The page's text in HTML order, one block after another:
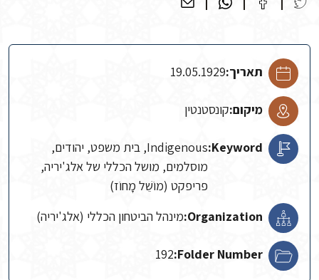
תאריך:19.05.1929
מיקום:קונסטנטין
Keyword:
Indigenous, בית משפט, יהודים,
מוסלמים, מושל הכללי של אלג'יריה,
פריפקט (מוֹשֵׁל מָחוֹז)
Organization: מינהל הביטחון הכללי (אלג'יריה)
Folder Number:
192